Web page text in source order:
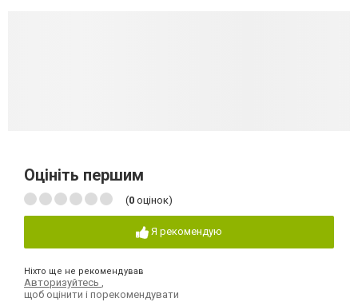
Оцініть першим
(0 оцінок)
Я рекомендую
Ніхто ще не рекомендував
Авторизуйтесь
щоб оцінити і порекомендувати